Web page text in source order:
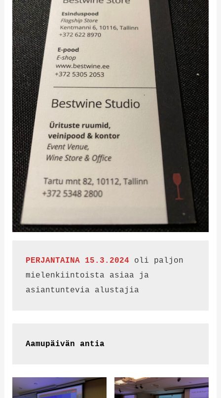
PERJANTAINA 15.3.2024 oli paljon
mielenkiintoista asiaa ja
asiantuntevia alustajia
Aamupäivän antia